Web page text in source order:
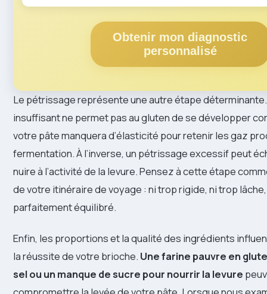
Obtenir mon diagnostic
personnalisé
Le pétrissage représente une autre étape
insuffisant ne permet pas au gluten de se développer
votre pâte manquera d’élasticité pour retenir les gaz
fermentation. À l’inverse, un pétrissage excessif peut
nuire à l’activité de la levure. Pensez à cette étape
de votre itinéraire de voyage : ni trop rigide, ni trop
parfaitement équilibré.
Enfin, les proportions et la qualité des ingrédients
la réussite de votre brioche. Une farine pauvre en
sel ou un manque de sucre pour nourrir la levure